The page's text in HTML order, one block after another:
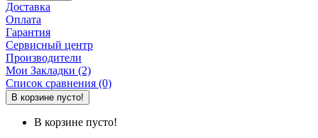
Доставка
Оплата
Гарантия
Сервисный центр
Производители
Мои Закладки (2)
Список сравнения (0)
В корзине пусто!
В корзине пусто!